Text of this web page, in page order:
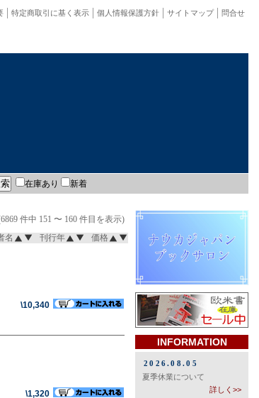
問合せ
サイトマップ
個人情報保護方針
特定商取引に基く表示
在庫あり 新着
件中 151 〜 160 件目を表示)
名 刊行年 価格
\10,340
\1,320
INFORMATION